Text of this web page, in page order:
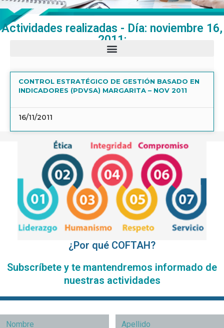
Actividades realizadas - Día: noviembre 16,
2011:
CONTROL ESTRATÉGICO DE GESTIÓN BASADO EN
INDICADORES (PDVSA) MARGARITA – NOV 2011
16/11/2011
¿Por qué COFTAH?
Subscríbete y te mantendremos informado de
nuestras actividades